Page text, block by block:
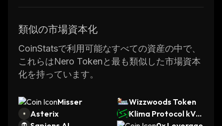
類似の市場資本化
CoinStatsで利用可能なすべての資産の中で、
これらはNero Tokenと最も類似した市場資本
化を持っています。
Misser
Wizzwoods Token
Asterix
Klima Protocol kVC